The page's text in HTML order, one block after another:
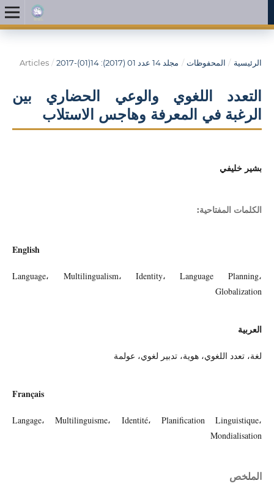
الرئيسية / المحفوظات / مجلد 14 عدد 01 (2017): 14(01)-2017 /
Articles
التعدد اللغوي والوعي الحضاري بين
الرغبة في المعرفة وهاجس الاستلاب
بشير خليفي
الكلمات المفتاحية:
English
Language، Multilingualism، Identity، Language Planning،
Globalization
العربية
لغة، تعدد اللغوي، هوية، تدبير لغوي، عولمة
Français
Langage، Multilinguisme، Identité، Planification Linguistique،
Mondialisation
الملخص